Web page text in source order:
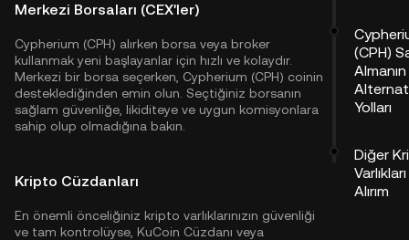
Merkezi Borsaları (CEX'ler)
Cypherium (CPH) alırken borsa veya broker
kullanmak yeni başlayanlar için hızlı ve kolaydır.
Merkezi bir borsa seçerken, Cypherium (CPH) coinin
desteklediğinden emin olun. Seçtiğiniz borsanın
sağlam güvenliğe, likiditeye ve uygun komisyonlara
sahip olup olmadığına bakın.
Kripto Cüzdanları
En önemli önceliğiniz kripto varlıklarınızın güvenliği
ve tam kontrolüyse, KuCoin Cüzdanı veya
(CPH)
Almanın
Yolları
Diğer
Alırım